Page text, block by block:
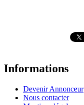
Informations
Devenir Annonceur
Nous contacter